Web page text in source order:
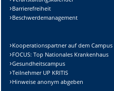
Barrierefreiheit
Beschwerdemanagement
Kooperationspartner auf dem Campus
FOCUS: Top Nationales Krankenhaus
Gesundheitscampus
Teilnehmer UP KRITIS
Hinweise anonym abgeben